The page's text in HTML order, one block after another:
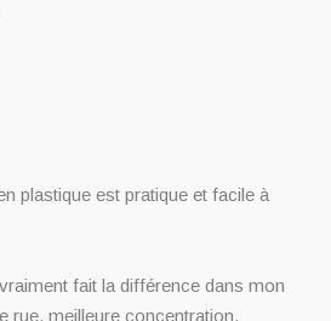
plastique est pratique et facile à
fait la différence dans mon
rue, meilleure concentration,